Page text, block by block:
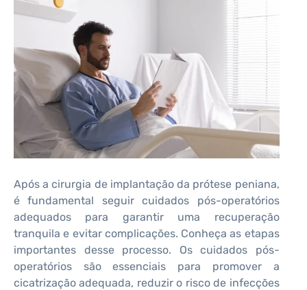
Após a cirurgia de implantação da prótese peniana,
é fundamental seguir cuidados pós-operatórios
adequados para garantir uma recuperação
tranquila e evitar complicações. Conheça as etapas
importantes desse processo. Os cuidados pós-
operatórios são essenciais para promover a
cicatrização adequada, reduzir o risco de infecções